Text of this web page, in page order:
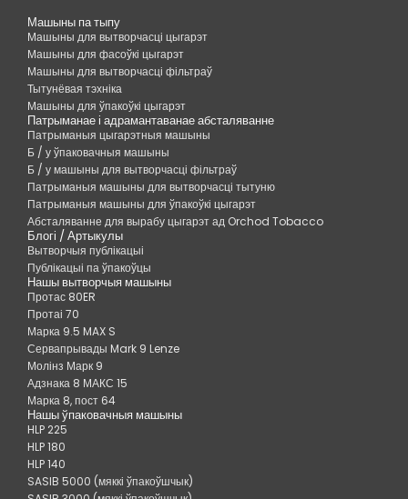
Машыны па тыпу
Машыны для вытворчасці цыгарэт
Машыны для фасоўкі цыгарэт
Машыны для вытворчасці фільтраў
Тытунёвая тэхніка
Машыны для ўпакоўкі цыгарэт
Патрыманае і адрамантаванае абсталяванне
Патрыманыя цыгарэтныя машыны
Б / у ўпаковачныя машыны
Б / у машыны для вытворчасці фільтраў
Патрыманыя машыны для вытворчасці тытуню
Патрыманыя машыны для ўпакоўкі цыгарэт
Абсталяванне для вырабу цыгарэт ад Orchod Tobacco
Блогі / Артыкулы
Вытворчыя публікацыі
Публікацыі па ўпакоўцы
Нашы вытворчыя машыны
Протас 80ER
Протаі 70
Марка 9.5 MAX S
Сервапрывады Mark 9 Lenze
Молінз Марк 9
Адзнака 8 МАКС 15
Марка 8, пост 64
Нашы ўпаковачныя машыны
HLP 225
HLP 180
HLP 140
SASIB 5000 (мяккі ўпакоўшчык)